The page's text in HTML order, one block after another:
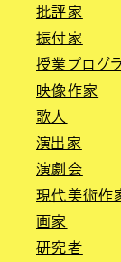
批評家
振付家
授業プログ
映像作家
歌人
演出家
演劇会
現代美術作
画家
研究者